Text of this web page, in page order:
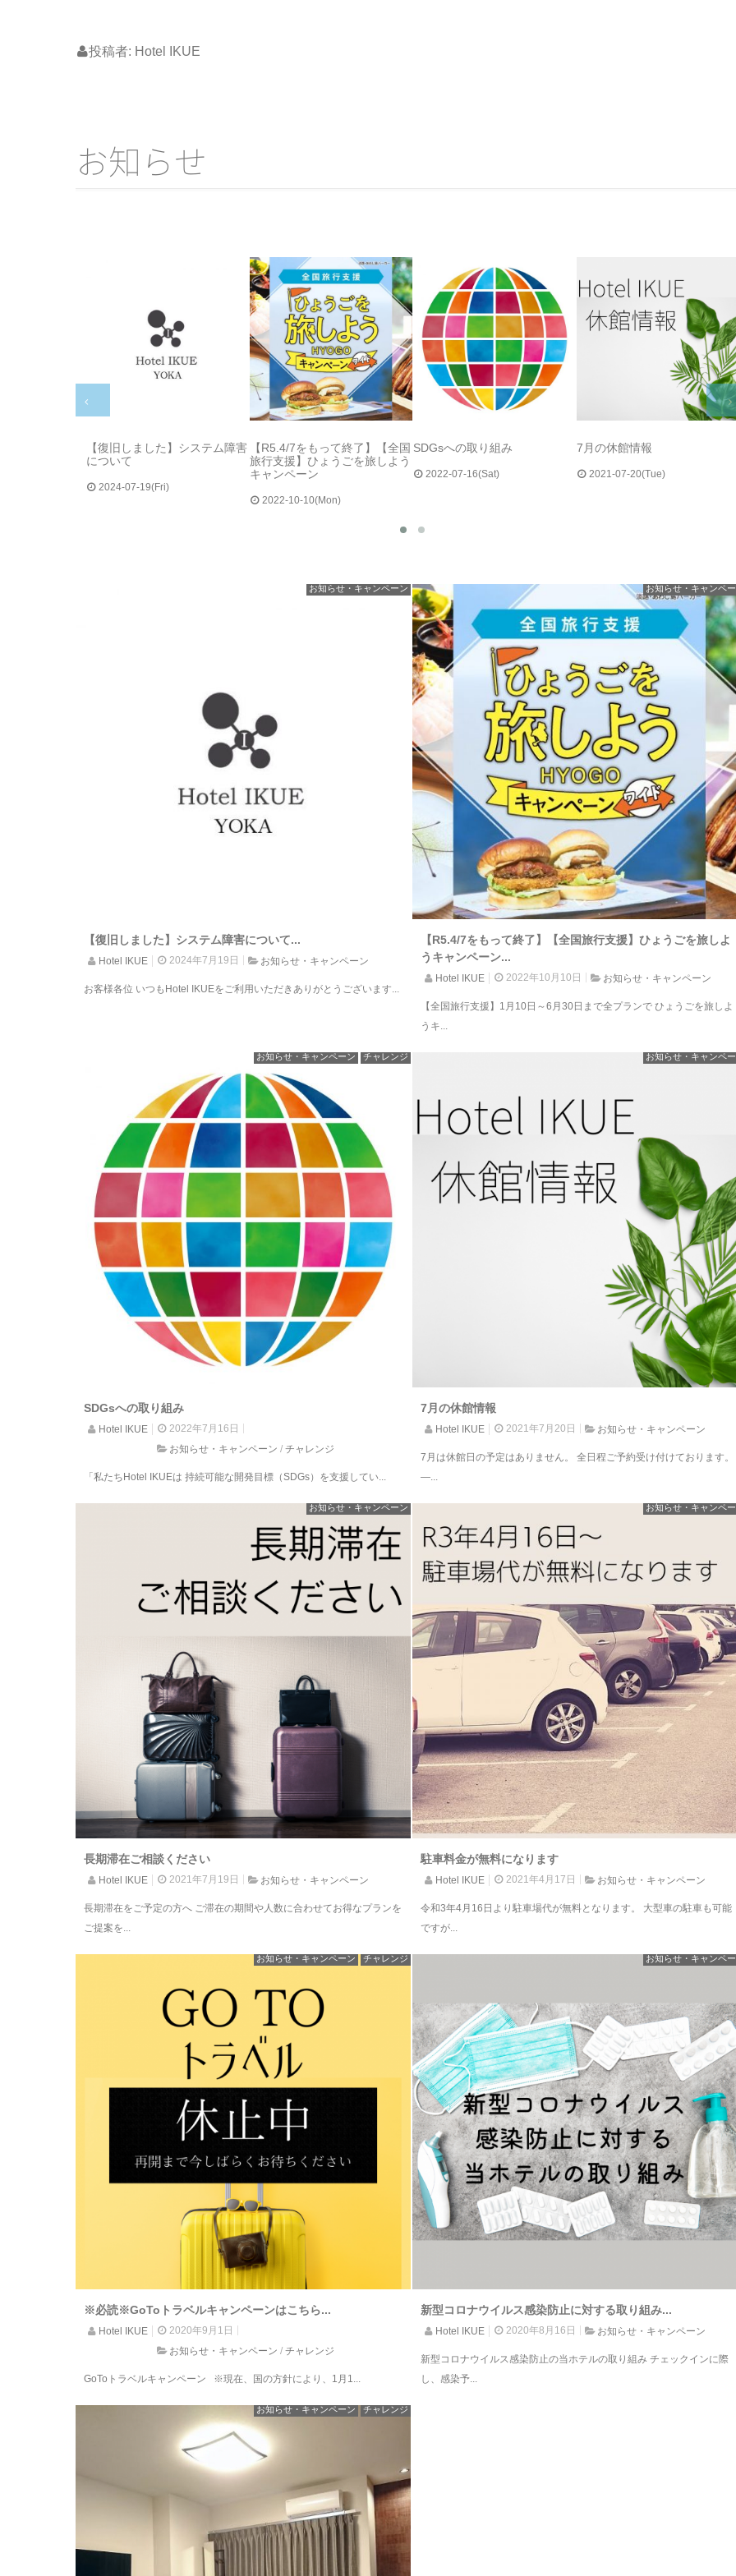
投稿者: Hotel IKUE
お知らせ
【復旧しました】システム障害
について
2024-07-19(Fri)
【R5.4/7をもって終了】【全国
旅行支援】ひょうごを旅しよう
キャンペーン
2022-10-10(Mon)
SDGsへの取り組み
2022-07-16(Sat)
7月の休館情報
2021-07-20(Tue)
お知らせ・キャンペーン
【復旧しました】システム障害について...
Hotel IKUE 2024年7月19日 お知らせ・キャンペーン
お客様各位 いつもHotel IKUEをご利用いただきありがとうございます...
お知らせ・キャンペ
【R5.4/7をもって終了】【全国旅行支援】ひょうごを旅しよ
うキャンペーン...
Hotel IKUE 2022年10月10日 お知らせ・キャンペーン
【全国旅行支援】1月10日～6月30日まで全プランで ひょうごを旅しよ
うキ...
お知らせ・キャンペーン チャレンジ
SDGsへの取り組み
Hotel IKUE
2022年7月16日
お知らせ・キャンペーン / チャレンジ
「私たちHotel IKUEは 持続可能な開発目標（SDGs）を支援してい...
お知らせ・キャンペ
7月の休館情報
Hotel IKUE 2021年7月20日 お知らせ・キャンペーン
7月は休館日の予定はありません。 全日程ご予約受け付けております。
—...
お知らせ・キャンペーン
長期滞在ご相談ください
Hotel IKUE 2021年7月19日 お知らせ・キャンペーン
長期滞在をご予定の方へ ご滞在の期間や人数に合わせてお得なプランを
ご提案を...
お知らせ・キャンペ
駐車料金が無料になります
Hotel IKUE 2021年4月17日 お知らせ・キャンペーン
令和3年4月16日より駐車場代が無料となります。 大型車の駐車も可能
ですが...
お知らせ・キャンペーン チャレンジ
※必読※GoToトラベルキャンペーンはこちら...
Hotel IKUE
2020年9月1日
お知らせ・キャンペーン / チャレンジ
GoToトラベルキャンペーン ※現在、国の方針により、1月1...
お知らせ・キャンペ
新型コロナウイルス感染防止に対する取り組み...
Hotel IKUE 2020年8月16日 お知らせ・キャンペーン
新型コロナウイルス感染防止の当ホテルの取り組み チェックインに際
し、感染予...
お知らせ・キャンペーン チャレンジ